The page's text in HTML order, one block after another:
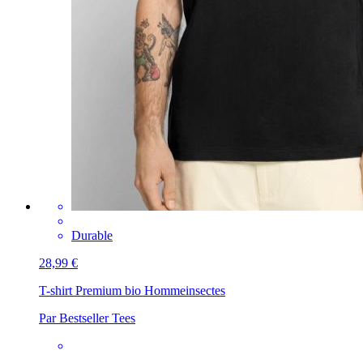
Durable
28,99 €
T-shirt Premium bio Hommeinsectes
Par Bestseller Tees